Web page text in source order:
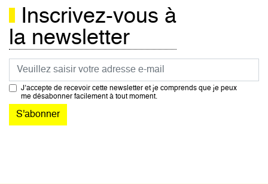
Inscrivez-vous à
la newsletter
Courriel
J’accepte de recevoir cette newsletter et je comprends que je peux
me désabonner facilement à tout moment.